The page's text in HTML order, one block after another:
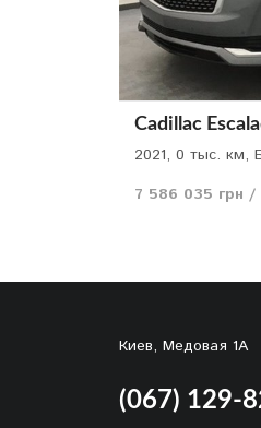
Cadillac
2021, 0 тыс. км,
7 586 035 грн /
Киев, Медовая 1А
(067) 129-